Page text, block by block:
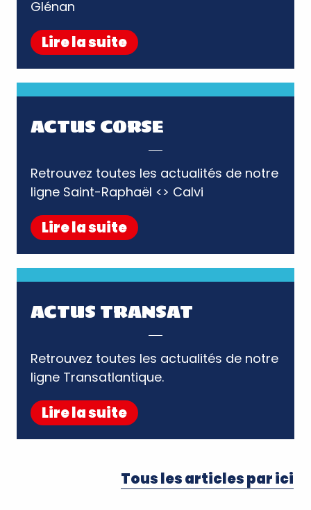
Lire la suite
ACTUS CORSE
Retrouvez toutes les actualités de notre
Lire la suite
ACTUS TRANSAT
Retrouvez toutes les actualités de notre
Lire la suite
Tous les articles par ici